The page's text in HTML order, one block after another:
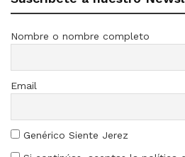
Nombre o nombre completo
Email
Genérico Siente Jerez